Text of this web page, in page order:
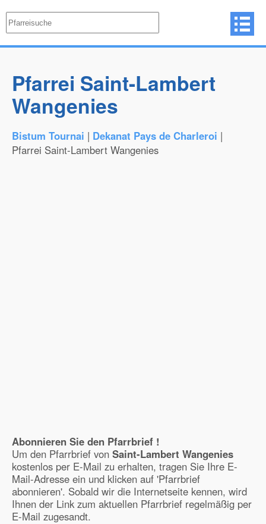
Pfarrei Saint-Lambert
Wangenies
Bistum Tournai | Dekanat Pays de Charleroi |
Pfarrei Saint-Lambert Wangenies
Abonnieren Sie den Pfarrbrief !
Um den Pfarrbrief von Saint-Lambert Wangenies
kostenlos per E-Mail zu erhalten, tragen Sie Ihre E-
Mail-Adresse ein und klicken auf 'Pfarrbrief
abonnieren'. Sobald wir die Internetseite kennen, wird
Ihnen der Link zum aktuellen Pfarrbrief regelmäßig per
E-Mail zugesandt.